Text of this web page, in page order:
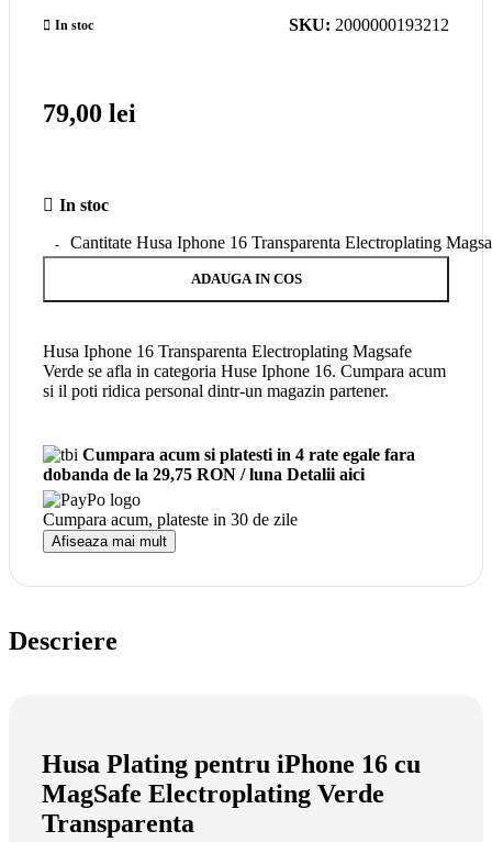
In stoc SKU: 2000000193212
79,00 lei
In stoc
Cantitate Husa Iphone 16 Transparenta Electroplating
ADAUGA IN COS
Husa Iphone 16 Transparenta Electroplating Magsafe
Verde se afla in categoria Huse Iphone 16. Cumpara acum
si il poti ridica personal dintr-un magazin partener.
Cumpara acum si platesti in 4 rate egale fara
dobanda de la 29,75 RON / luna Detalii aici
Cumpara acum, plateste in 30 de zile
Afiseaza mai mult
Descriere
Husa Plating pentru iPhone 16 cu
MagSafe Electroplating Verde
Transparenta